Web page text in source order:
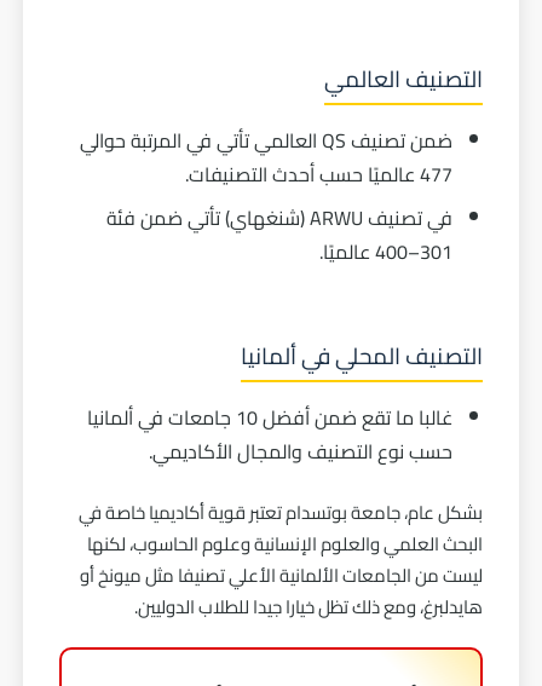
التصنيف العالمي
ضمن تصنيف QS العالمي تأتي في المرتبة حوالي
477 عالميًا حسب أحدث التصنيفات.
في تصنيف ARWU (شنغهاي) تأتي ضمن فئة
301–400 عالميًا.
التصنيف المحلي في ألمانيا
غالبا ما تقع ضمن أفضل 10 جامعات في ألمانيا
حسب نوع التصنيف والمجال الأكاديمي.
بشكل عام، جامعة بوتسدام تعتبر قوية أكاديميا خاصة في
البحث العلمي والعلوم الإنسانية وعلوم الحاسوب، لكنها
ليست من الجامعات الألمانية الأعلي تصنيفا مثل ميونخ أو
هايدلبرغ، ومع ذلك تظل خيارا جيدا للطلاب الدوليين.